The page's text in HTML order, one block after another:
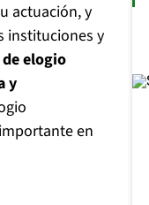
actuación, y
instituciones y
elogio
y
en